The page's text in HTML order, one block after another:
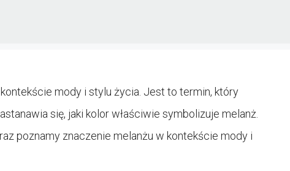
mody i stylu życia. Jest to termin, który
się, jaki kolor właściwie symbolizuje melanż.
poznamy znaczenie melanżu w kontekście mody i